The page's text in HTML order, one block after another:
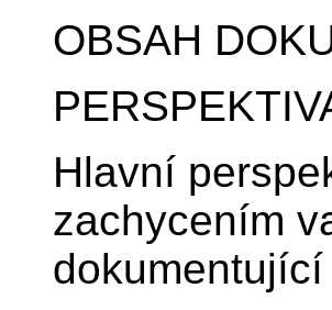
OBSAH
Hlavní
zachycením